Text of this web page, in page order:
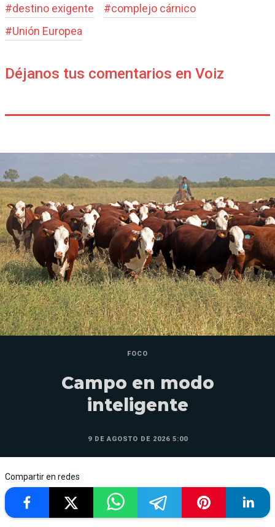
#destino exigente #complejo cárnico
#Unión Europea
Déjanos tus comentarios en Voiz
FOCO
Campo en modo
inteligente
9 DE AGOSTO DE 2026 5:00
Compartir en redes